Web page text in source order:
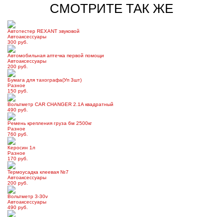
СМОТРИТЕ ТАК ЖЕ
Автотестер REXANT звуковой
Автоаксессуары
300 руб.
Автомобильная аптечка первой помощи
Автоаксессуары
200 руб.
Бумага для тахографа(Уп 3шт)
Разное
150 руб.
Вольтметр CAR CHANGER 2.1A квадратный
490 руб.
Ремень крепления груза 6м 2500кг
Разное
760 руб.
Керосин 1л
Разное
170 руб.
Термоусадка клеевая №7
Автоаксессуары
200 руб.
Вольтметр 3-30v
Автоаксессуары
490 руб.